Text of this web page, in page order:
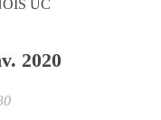
UC
2020